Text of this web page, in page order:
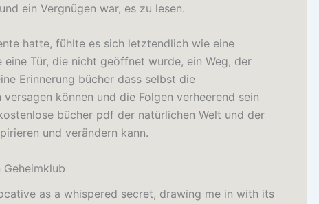
ein Vergnügen war, es zu lesen.
hatte, fühlte es sich letztendlich wie eine
Tür, die nicht geöffnet wurde, ein Weg, der
Erinnerung bücher dass selbst die
können und die Folgen verheerend sein
bücher pdf der natürlichen Welt und der
und verändern kann.
as a whispered secret, drawing me in with its